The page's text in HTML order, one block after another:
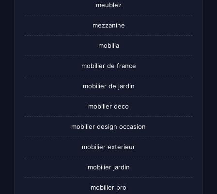
meublez
mezzanine
mobilia
mobilier de france
mobilier de jardin
mobilier deco
mobilier design occasion
mobilier exterieur
mobilier jardin
mobilier pro